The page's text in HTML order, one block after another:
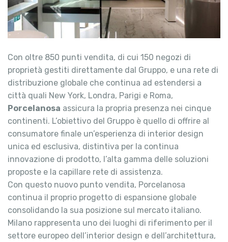
Con oltre 850 punti vendita, di cui 150 negozi di
proprietà gestiti direttamente dal Gruppo, e una rete di
distribuzione globale che continua ad estendersi a
città quali New York, Londra, Parigi e Roma,
Porcelanosa assicura la propria presenza nei cinque
continenti. L’obiettivo del Gruppo è quello di offrire al
consumatore finale un’esperienza di interior design
unica ed esclusiva, distintiva per la continua
innovazione di prodotto, l’alta gamma delle soluzioni
proposte e la capillare rete di assistenza.
Con questo nuovo punto vendita, Porcelanosa
continua il proprio progetto di espansione globale
consolidando la sua posizione sul mercato italiano.
Milano rappresenta uno dei luoghi di riferimento per il
settore europeo dell’interior design e dell’architettura,